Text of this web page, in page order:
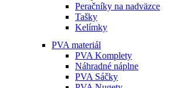
Peračníky na nadväzce
Tašky
Kelímky
PVA materiál
PVA Komplety
Náhradné náplne
PVA Sáčky